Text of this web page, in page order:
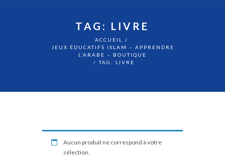
TAG: LIVRE
ACCUEIL
JEUX ÉDUCATIFS ISLAM – APPRENDRE
L’ARABE – BOUTIQUE
TAG: LIVRE
Aucun produit ne correspond à votre
sélection.